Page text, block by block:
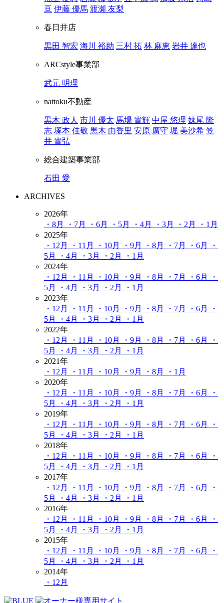
亘 伊藤 優馬 渡瀬 友梨
春日井店
黒田 智宏 海川 裕助 三村 拓 林 麻恵 岩井 達也
ARCstyle事業部
武元 明理
nattoku不動産
黒木 政人 市川 優太 馬場 貴輝 中屋 悠理 妹尾 隆
志 塚本 佳敬 黒木 由香里 安原 廣守 堀 美沙希 笠
井 貴弘
総合建築事業部
石田 愛
ARCHIVES
2026年
・8月
・7月 ・6月 ・5月 ・4月 ・3月 ・2月
・1月
2025年
・12月
・11月 ・10月 ・9月 ・8月 ・7月 ・6月
・
5月
・4月 ・3月 ・2月
・1月
2024年
・12月
・11月 ・10月 ・9月 ・8月 ・7月 ・6月
・
5月
・4月 ・3月 ・2月
・1月
2023年
・12月
・11月 ・10月 ・9月 ・8月 ・7月 ・6月
・
5月
・4月 ・3月 ・2月
・1月
2022年
・12月
・11月 ・10月 ・9月 ・8月 ・7月 ・6月
・
5月
・4月 ・3月 ・2月
・1月
2021年
・12月
・11月 ・10月 ・9月 ・8月
・1月
2020年
・12月
・11月 ・10月 ・9月 ・8月 ・7月 ・6月
・
5月
・4月 ・3月 ・2月
・1月
2019年
・12月
・11月 ・10月 ・9月 ・8月 ・7月 ・6月
・
5月
・4月 ・3月 ・2月
・1月
2018年
・12月
・11月 ・10月 ・9月 ・8月 ・7月 ・6月
・
5月
・4月 ・3月 ・2月
・1月
2017年
・12月
・11月 ・10月 ・9月 ・8月 ・7月 ・6月
・
5月
・4月 ・3月 ・2月
・1月
2016年
・12月
・11月 ・10月 ・9月 ・8月 ・7月 ・6月
・
5月
・4月 ・3月 ・2月
・1月
2015年
・12月
・11月 ・10月 ・9月 ・8月 ・7月 ・6月
・
5月
・4月 ・3月 ・2月
・1月
2014年
・12月